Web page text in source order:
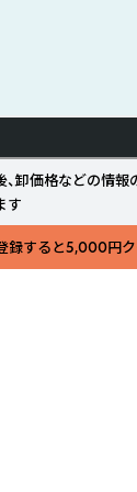
、卸価格などの情報
す
登録すると5,000円